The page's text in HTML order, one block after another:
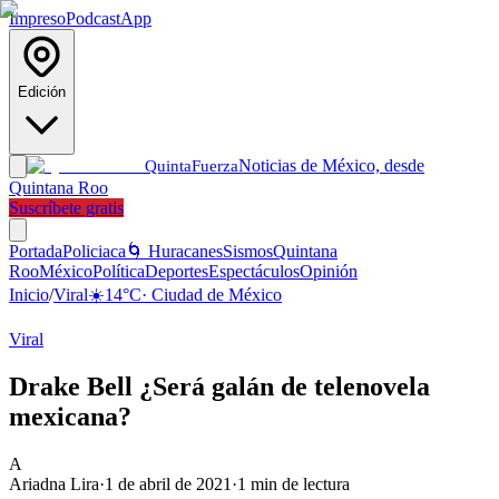
ImpresoPodcastApp
Edición
QuintaFuerzaNoticias de México, desde
Quintana Roo
Suscríbete gratis
PortadaPoliciaca 🌀 HuracanesSismosQuintana
RooMéxicoPolíticaDeportesEspectáculosOpinión
Inicio/Viral☀️14°C· Ciudad de México
Viral
Drake Bell ¿Será galán de telenovela
mexicana?
A
Ariadna Lira·1 de abril de 2021 ·1 min de lectura